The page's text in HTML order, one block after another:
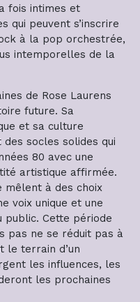
fois intimes et
qui peuvent s’inscrire
à la pop orchestrée,
intemporelles de la
de Rose Laurens
future. Sa
et sa culture
socles solides qui
80 avec une
artistique affirmée.
mêlent à des choix
voix unique et une
public. Cette période
pas ne se réduit pas à
le terrain d’un
les influences, les
les prochaines